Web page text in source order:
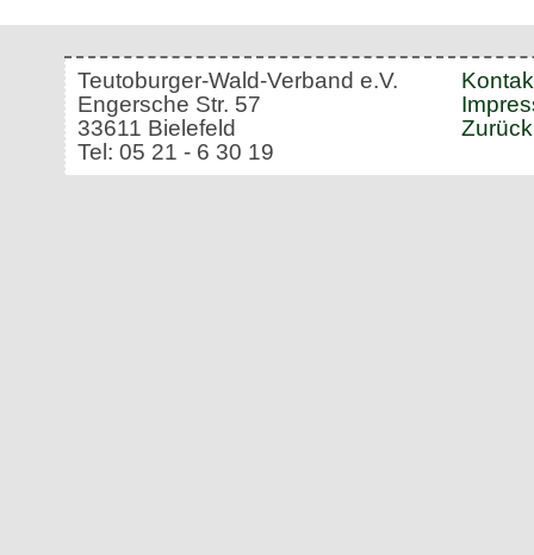
Teutoburger-Wald-Verband e.V.
Engersche Str. 57
33611 Bielefeld
Tel: 05 21 - 6 30 19
Zurück